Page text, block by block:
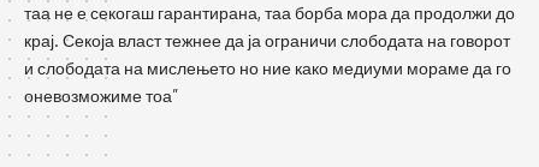
таа не е секогаш гарантирана, таа борба мора да продолжи до
крај. Секоја власт тежнее да ја ограничи слободата на говорот
и слободата на мислењето но ние како медиуми мораме да го
оневозможиме тоа”